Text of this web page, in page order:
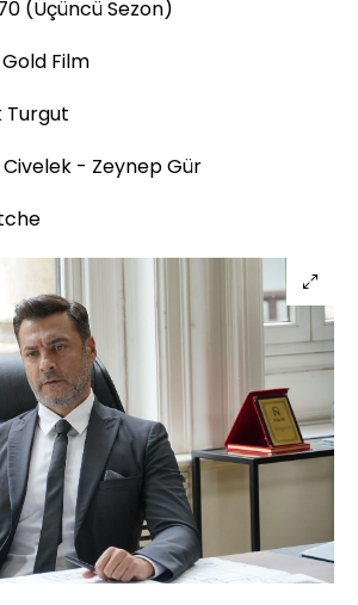
(Üçüncü Sezon)
Gold Film
Turgut
Civelek - Zeynep Gür